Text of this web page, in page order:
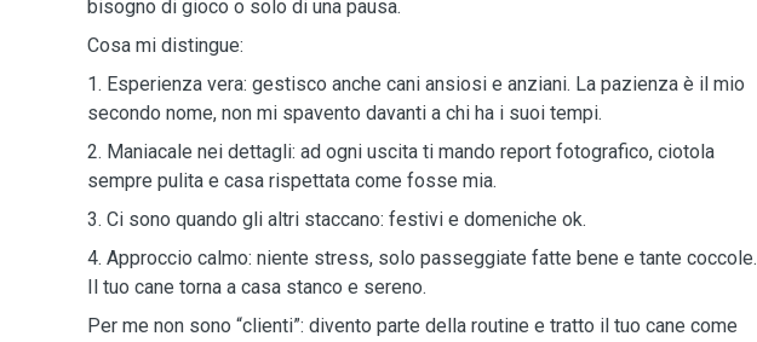
bisogno di gioco o solo di una pausa.
Cosa mi distingue:
1. Esperienza vera: gestisco anche cani ansiosi e anziani. La pazienza è il mio
secondo nome, non mi spavento davanti a chi ha i suoi tempi.
2. Maniacale nei dettagli: ad ogni uscita ti mando report fotografico, ciotola
sempre pulita e casa rispettata come fosse mia.
3. Ci sono quando gli altri staccano: festivi e domeniche ok.
4. Approccio calmo: niente stress, solo passeggiate fatte bene e tante coccole.
Il tuo cane torna a casa stanco e sereno.
Per me non sono “clienti”: divento parte della routine e tratto il tuo cane come